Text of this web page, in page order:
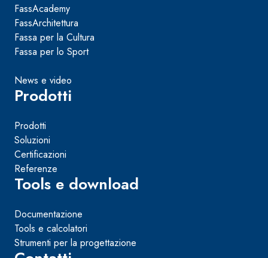
FassAcademy
FassArchitettura
Fassa per la Cultura
Fassa per lo Sport
News e video
Prodotti
Prodotti
Soluzioni
Certificazioni
Referenze
Tools e download
Documentazione
Tools e calcolatori
Strumenti per la progettazione